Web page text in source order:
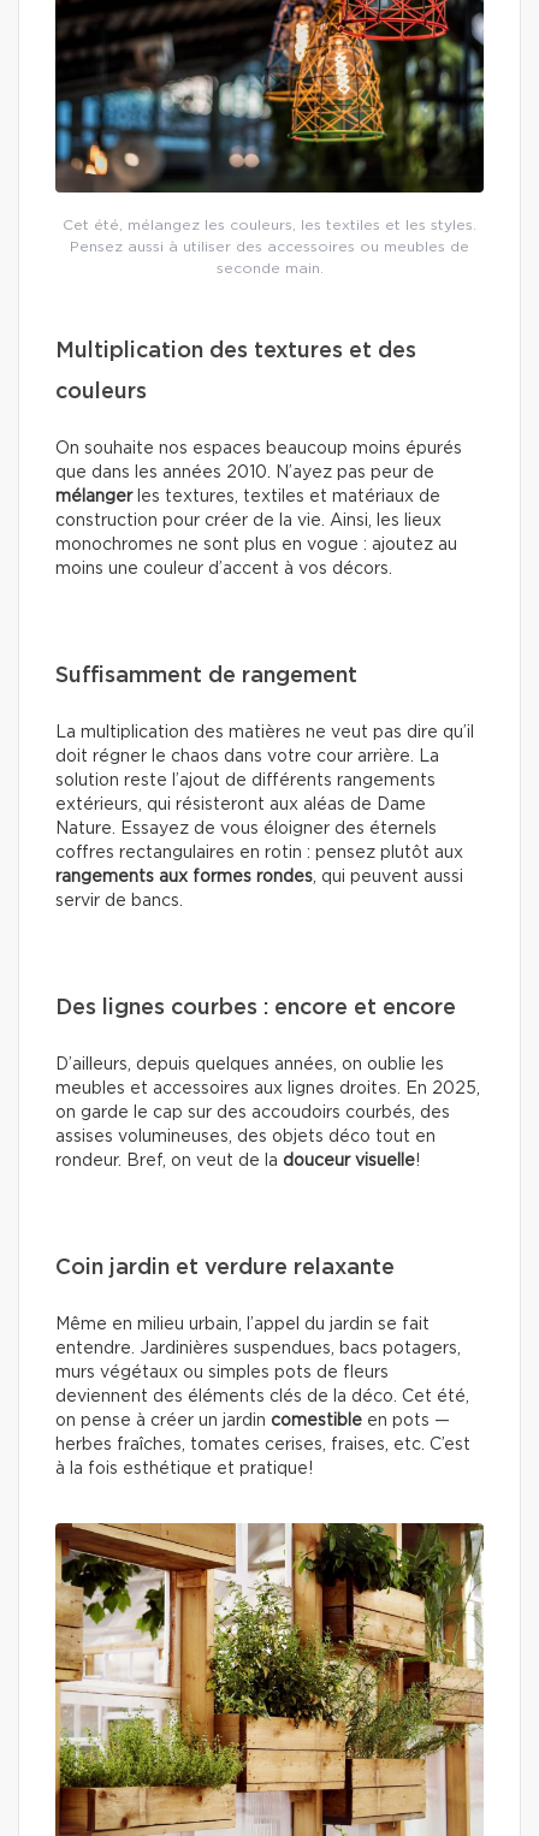
Cet été, mélangez les couleurs, les textiles et les styles.
Pensez aussi à utiliser des accessoires ou meubles de
seconde main.
Multiplication des textures et des
couleurs
On souhaite nos espaces beaucoup moins épurés
que dans les années 2010. N’ayez pas peur de
mélangerles textures, textiles et matériaux de
construction pour créer de la vie. Ainsi, les lieux
monochromes ne sont plus en vogue : ajoutez au
moins une couleur d’accent à vos décors.
Suffisamment de rangement
La multiplication des matières ne veut pas dire qu’il
doit régner le chaos dans votre cour arrière. La
solution reste l’ajout de différents rangements
extérieurs, qui résisteront aux aléas de Dame
Nature. Essayez de vous éloigner des éternels
coffres rectangulaires en rotin : pensez plutôt aux
rangements aux formes rondes, qui peuvent aussi
servir de bancs.
Des lignes courbes : encore et encore
D’ailleurs, depuis quelques années, on oublie les
meubles et accessoires aux lignes droites. En 2025,
on garde le cap sur des accoudoirs courbés, des
assises volumineuses, des objets déco tout en
rondeur. Bref, on veut de la douceur visuelle!
Coin jardin et verdure relaxante
Même en milieu urbain, l’appel du jardin se fait
entendre. Jardinières suspendues, bacs potagers,
murs végétaux ou simples pots de fleurs
deviennent des éléments clés de la déco. Cet été,
on pense à créer un jardin comestible en pots —
herbes fraîches, tomates cerises, fraises, etc. C’est
à la fois esthétique et pratique!